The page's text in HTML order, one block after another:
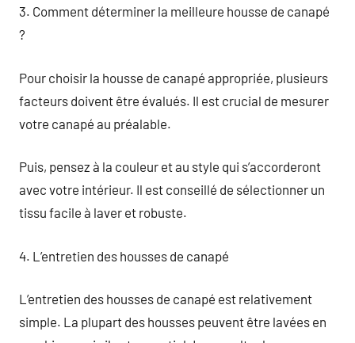
3. Comment déterminer la meilleure housse de canapé
?
Pour choisir la housse de canapé appropriée, plusieurs
facteurs doivent être évalués. Il est crucial de mesurer
votre canapé au préalable.
Puis, pensez à la couleur et au style qui s’accorderont
avec votre intérieur. Il est conseillé de sélectionner un
tissu facile à laver et robuste.
4. L’entretien des housses de canapé
L’entretien des housses de canapé est relativement
simple. La plupart des housses peuvent être lavées en